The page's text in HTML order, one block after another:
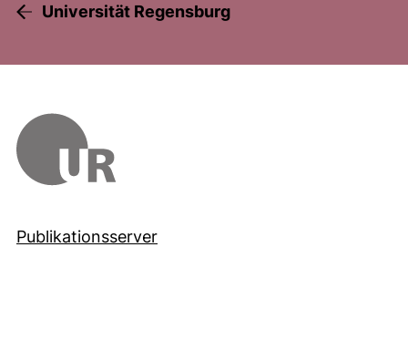
Universität Regensburg
Publikationsserver